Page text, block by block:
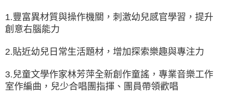
1.豐富異材質與操作機關，刺激幼兒感官學習，提升
創意右腦能力
2.貼近幼兒日常生活題材，增加探索樂趣與專注力
3.兒童文學作家林芳萍全新創作童謠，專業音樂工作
室作編曲，兒少合唱團指揮、團員帶領歡唱